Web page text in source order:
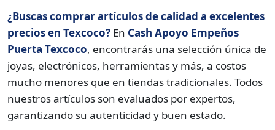
¿Buscas comprar artículos de calidad a excelentes
precios en Texcoco? En Cash Apoyo Empeños
Puerta Texcoco, encontrarás una selección única de
joyas, electrónicos, herramientas y más, a costos
mucho menores que en tiendas tradicionales. Todos
nuestros artículos son evaluados por expertos,
garantizando su autenticidad y buen estado.